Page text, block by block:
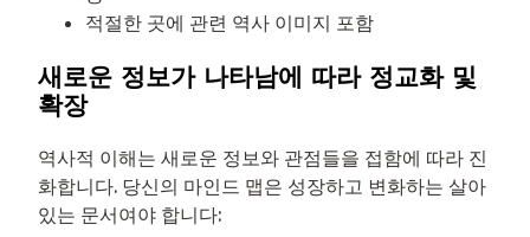
적절한 곳에 관련 역사 이미지 포함
새로운 정보가 나타남에 따라 정교화 및
확장
역사적 이해는 새로운 정보와 관점들을 접함에 따라 진
화합니다. 당신의 마인드 맵은 성장하고 변화하는 살아
있는 문서여야 합니다: